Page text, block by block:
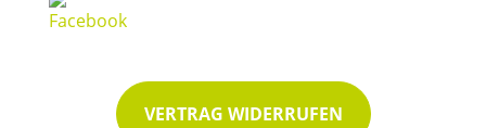
VERTRAG WIDERRUFEN